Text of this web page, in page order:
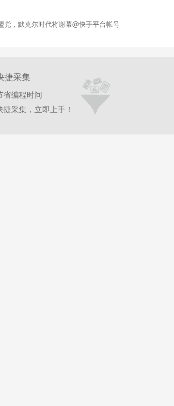
，默克尔时代将谢幕@快手平台帐号
捷采集
省编程时间
捷采集，立即上手！